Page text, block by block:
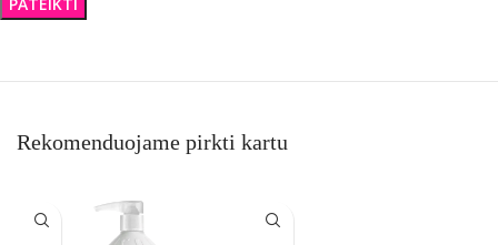
Rekomenduojame pirkti kartu